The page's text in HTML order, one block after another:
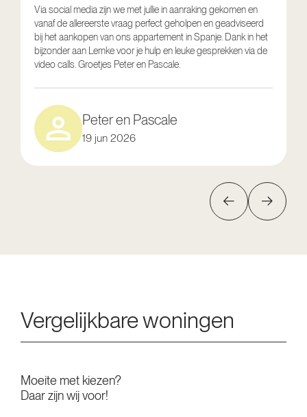
Via social media zijn we met jullie in aanraking gekomen en
vanaf de allereerste vraag perfect geholpen en geadviseerd
bij het aankopen van ons appartement in Spanje. Dank in het
bijzonder aan Lemke voor je hulp en leuke gesprekken via de
video calls. Groetjes Peter en Pascale.
Peter en Pascale
19 jun 2026
Vergelijkbare woningen
Moeite met kiezen?
Daar zijn wij voor!